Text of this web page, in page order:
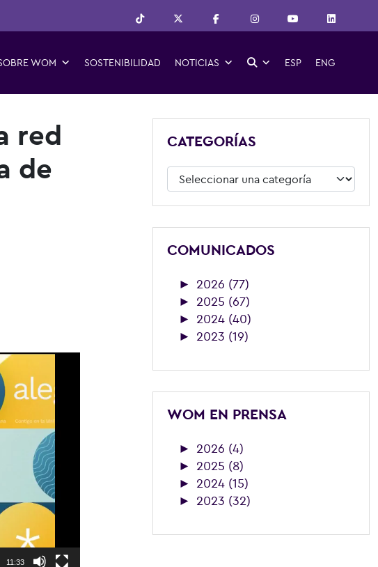
WOM SOSTENIBILIDAD NOTICIAS ESP ENG
red
de
11:33
CATEGORÍAS
Categorías
COMUNICADOS
► 2026 (77)
► 2025 (67)
► 2024 (40)
► 2023 (19)
WOM EN PRENSA
► 2026 (4)
► 2025 (8)
► 2024 (15)
► 2023 (32)